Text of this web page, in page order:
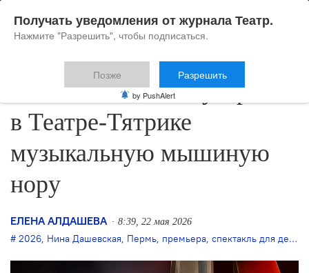
Сюзанна Классеп устроит
в Театре-Тятрике
музыкальную мышиную
нору
ЕЛЕНА АЛДАШЕВА 8:39, 22 мая 2026
2026, Нина Дашевская, Пермь, премьера, спектакль для детей
Получать уведомления от журнала Театр.
Нажмите "Разрешить", чтобы подписаться.
Позже Разрешить
by PushAlert